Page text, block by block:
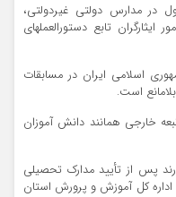
در مدارس دولتی غیردولتی،
تابع دستورالعملهای
اسلامی ایران در مسابقات
است.
خارجی همانند دانش آموزان
پس از تأیید مدارک تحصیلی
کل آموزش و پرورش استان